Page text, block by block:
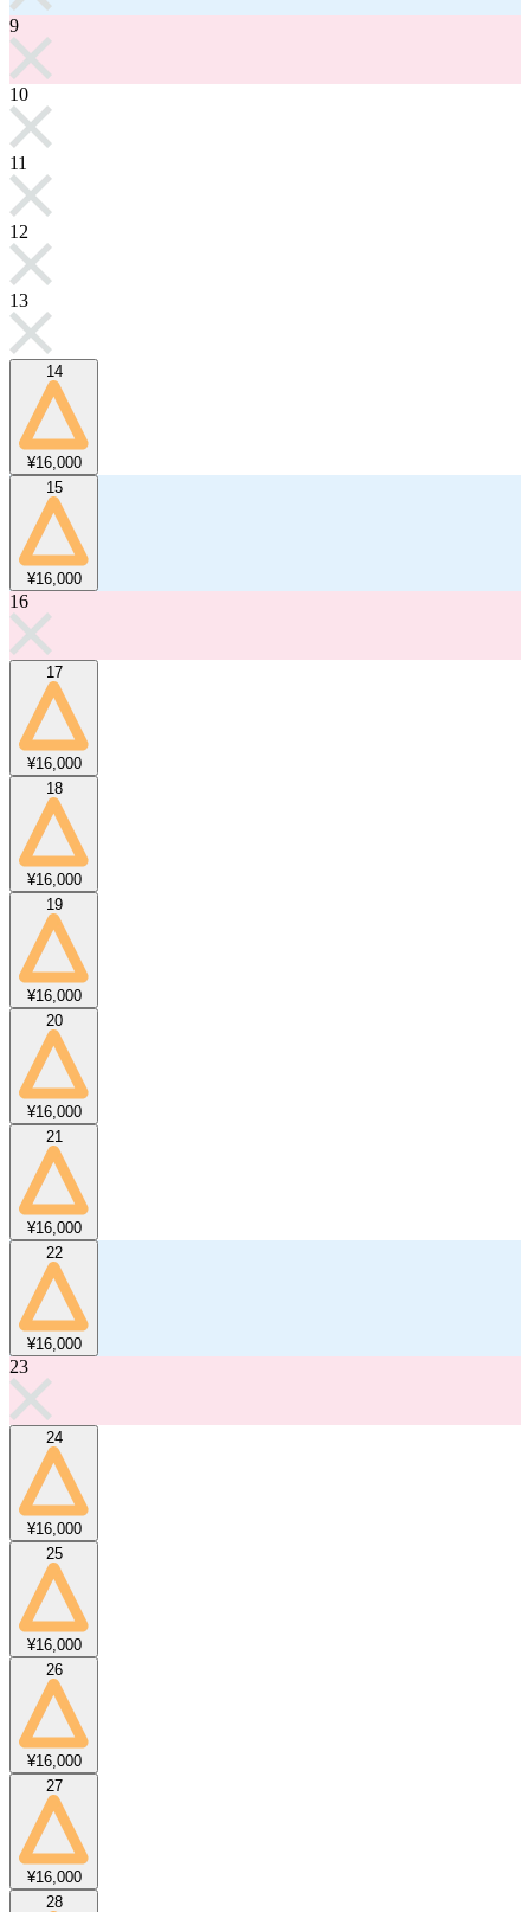
9
10
11
12
13
14
¥16,000
15
¥16,000
16
17
¥16,000
18
¥16,000
19
¥16,000
20
¥16,000
21
¥16,000
22
¥16,000
23
24
¥16,000
25
¥16,000
26
¥16,000
27
¥16,000
28